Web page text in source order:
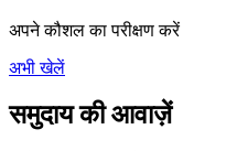
अपने कौशल का परीक्षण करें
अभी खेलें
समुदाय की आवाज़ें